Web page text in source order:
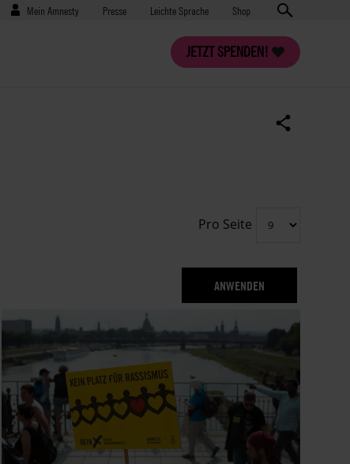
Benutzermenü
Mein Amnesty Presse
Presse Leichte Sprache Shop
JETZT SPENDEN!
Pro Seite